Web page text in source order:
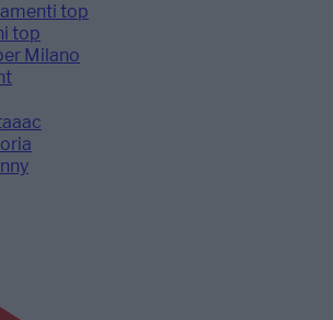
top
top
Milano